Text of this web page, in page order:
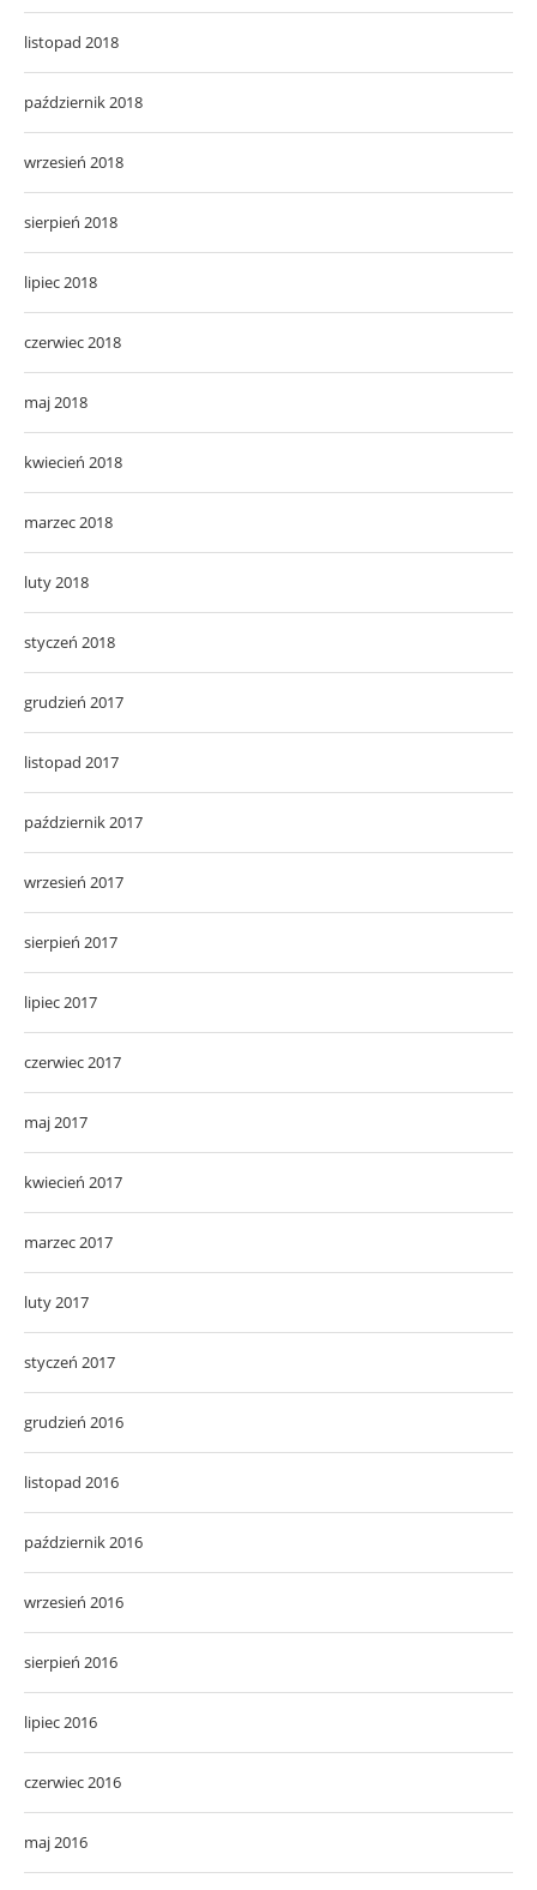
listopad 2018
październik 2018
wrzesień 2018
sierpień 2018
lipiec 2018
czerwiec 2018
maj 2018
kwiecień 2018
marzec 2018
luty 2018
styczeń 2018
grudzień 2017
listopad 2017
październik 2017
wrzesień 2017
sierpień 2017
lipiec 2017
czerwiec 2017
maj 2017
kwiecień 2017
marzec 2017
luty 2017
styczeń 2017
grudzień 2016
listopad 2016
październik 2016
wrzesień 2016
sierpień 2016
lipiec 2016
czerwiec 2016
maj 2016